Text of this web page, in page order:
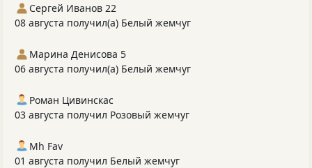
Сергей Иванов 22
08 августа получил(а) Белый жемчуг
Марина Денисова 5
06 августа получил(а) Белый жемчуг
Роман Цивинскас
03 августа получил Розовый жемчуг
Mh Fav
01 августа получил Белый жемчуг